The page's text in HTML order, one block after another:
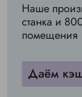
Наше
станка и
помещения
Даём